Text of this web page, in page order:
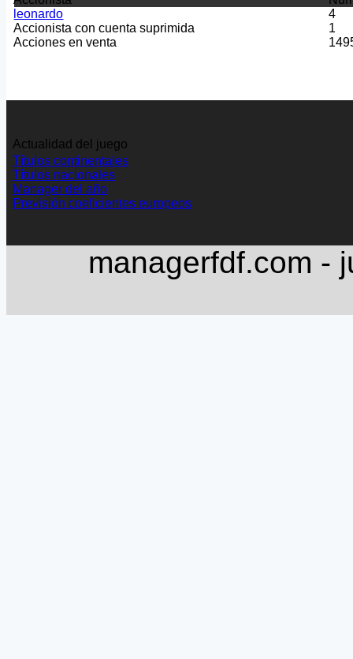
leonardo
4
Accionista con cuenta suprimida
1
Acciones en venta
Actualidad del juego
Títulos continentales
Títulos nacionales
Manager del año
Previsión coeficientes europeos
managerfdf.com -